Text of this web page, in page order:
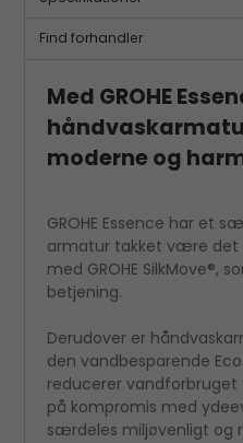
Find forhandler
Med GROHE
moderne og
GROHE Essence har et
armatur takket være det
med GROHE SilkMove®,
betjening.
Derudover er
den vandbesparende
reducerer
på kompromis med
særdeles miljøvenligt og